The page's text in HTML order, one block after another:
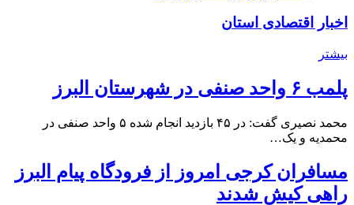
اخبار اقتصادی استان
بیشتر
پلمب ۶ واحد صنفی در شهرستان البرز
محمد نصیری گفت: در ۴۵ بازدید انجام شده ۵ واحد صنفی در
محمدیه و یک…
مسافران کرجی امروز از فرودگاه پیام البرز
راهی کیش شدند